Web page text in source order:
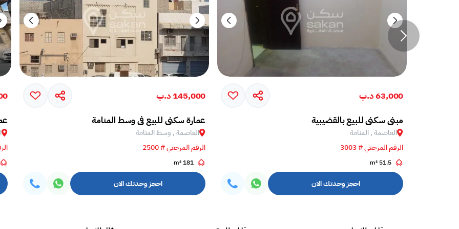
63,000 د.ب
مبنى سكنى للبيع بالقضيبية
العاصمة , المنامة
الرقم المرجعي # 3003
51.5 m²
احجز وحدتك الان
145,000 د.ب
عمارة سكني للبيع في وسط المنامة
العاصمة , وسط المنامة
الرقم المرجعي # 2500
181 m²
احجز وحدتك الان